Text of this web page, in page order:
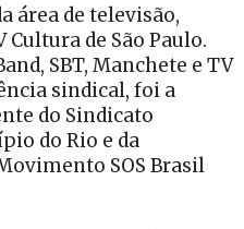
área de televisão,
de São Paulo.
SBT, Manchete e TV
sindical, foi a
do Sindicato
do Rio e da
SOS Brasil